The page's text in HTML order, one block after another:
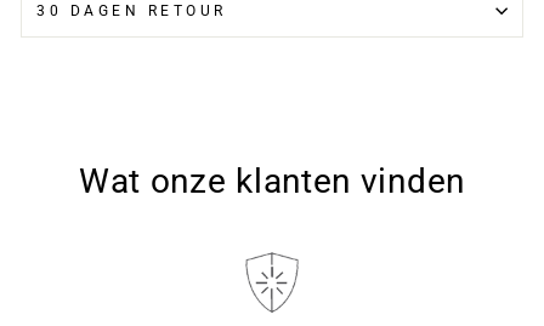
30 DAGEN RETOUR
Wat onze klanten vinden